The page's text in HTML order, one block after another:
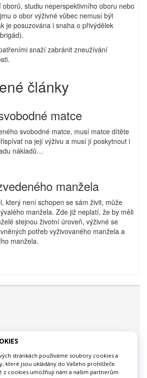
studiu neperspektivního oboru nebo
o obor výživné vůbec nemusí být
je posuzována i snaha o přivýdělek
snaží zabránit zneužívání
články
matce
svobodné matce, musí matce dítěte
na její výživu a musí jí poskytnout i
nákladů…
manžela
který není schopen se sám živit, může
manžela. Zde již neplatí, že by měli
stejnou životní úroveň, výživné se
potřeb vyživovaného manžela a
manžela.